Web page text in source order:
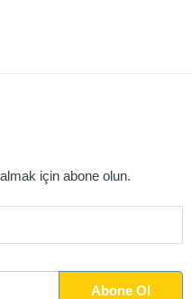
için abone olun.